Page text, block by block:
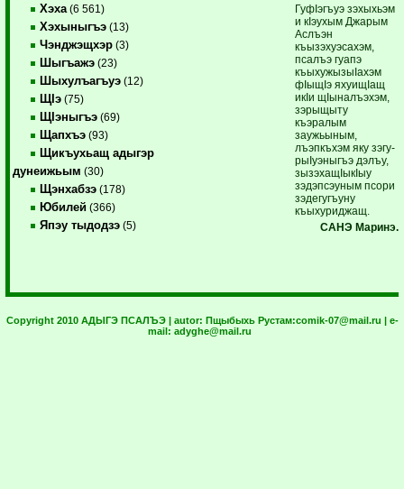
Хэха (6 561)
Хэхыныгъэ (13)
Чэнджэщхэр (3)
Шыгъажэ (23)
Шыхулъагъуэ (12)
ЩIэ (75)
ЩIэныгъэ (69)
Щапхъэ (93)
Щикъухьащ адыгэр
дунеижьым (30)
Щэнхабзэ (178)
Юбилей (366)
Япэу тыдодзэ (5)
ГуфIэгъуэ зэхыхьэм
и кIэухым Джарым
Аслъэн
къызэхуэсахэм,
псалъэ гуа­пэ
къыхужызыIахэм
фIы­­щIэ яхуищIащ
икIи щIыналъэхэм,
зэрыщыту
къэралым
заужьыным,
лъэпкъхэм яку зэгу­
ры­Iуэ­ныгъэ дэлъу,
зызэхащIы­кIыу
зэдэпсэуным псори
зэдегугъуну
къыхуриджащ.
САНЭ Маринэ.
Copyright 2010 АДЫГЭ ПСАЛЪЭ | autor: Пщыбыхь Рустам:comik-07@mail.ru | e-
mail: adyghe@mail.ru